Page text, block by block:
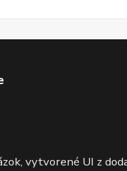
vytvorené UI z